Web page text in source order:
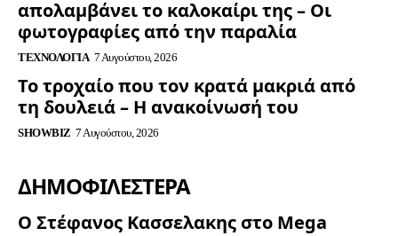
απολαμβάνει το καλοκαίρι της – Οι
φωτογραφίες από την παραλία
ΤΕΧΝΟΛΟΓΊΑ 7 Αυγούστου, 2026
Το τροχαίο που τον κρατά μακριά από
τη δουλειά – Η ανακοίνωσή του
SHOWBIZ 7 Αυγούστου, 2026
ΔΗΜΟΦΙΛΈΣΤΕΡΑ
Ο Στέφανος Κασσελακης στο Mega